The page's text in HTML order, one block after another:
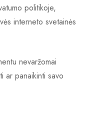
politikoje,
interneto svetainės
nevaržomai
ar panaikinti savo